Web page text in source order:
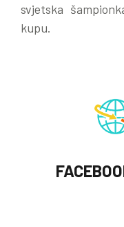
svjetska
kupu.